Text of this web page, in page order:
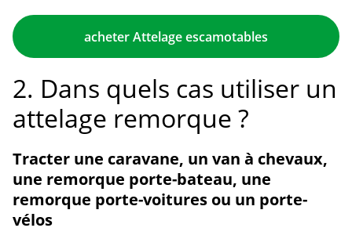
acheter Attelage escamotables
2. Dans quels cas utiliser un
attelage remorque ?
Tracter une caravane, un van à chevaux,
une remorque porte-bateau, une
remorque porte-voitures ou un porte-
vélos